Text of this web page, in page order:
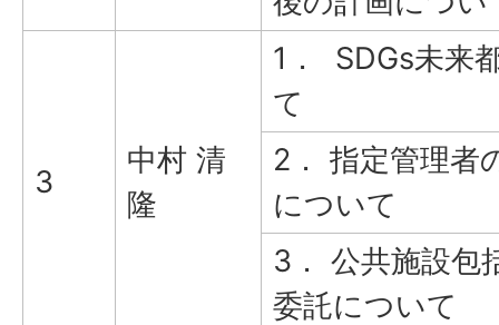
3
中村 清
隆
1． SDGs未来
て
2． 指定管理者
について
3． 公共施設包
委託について